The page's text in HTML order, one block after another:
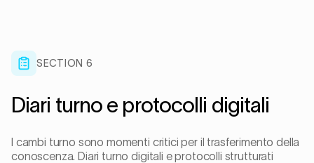
SECTION 6
Diari turno e protocolli digitali
I cambi turno sono momenti critici per il trasferimento della
conoscenza. Diari turno digitali e protocolli strutturati